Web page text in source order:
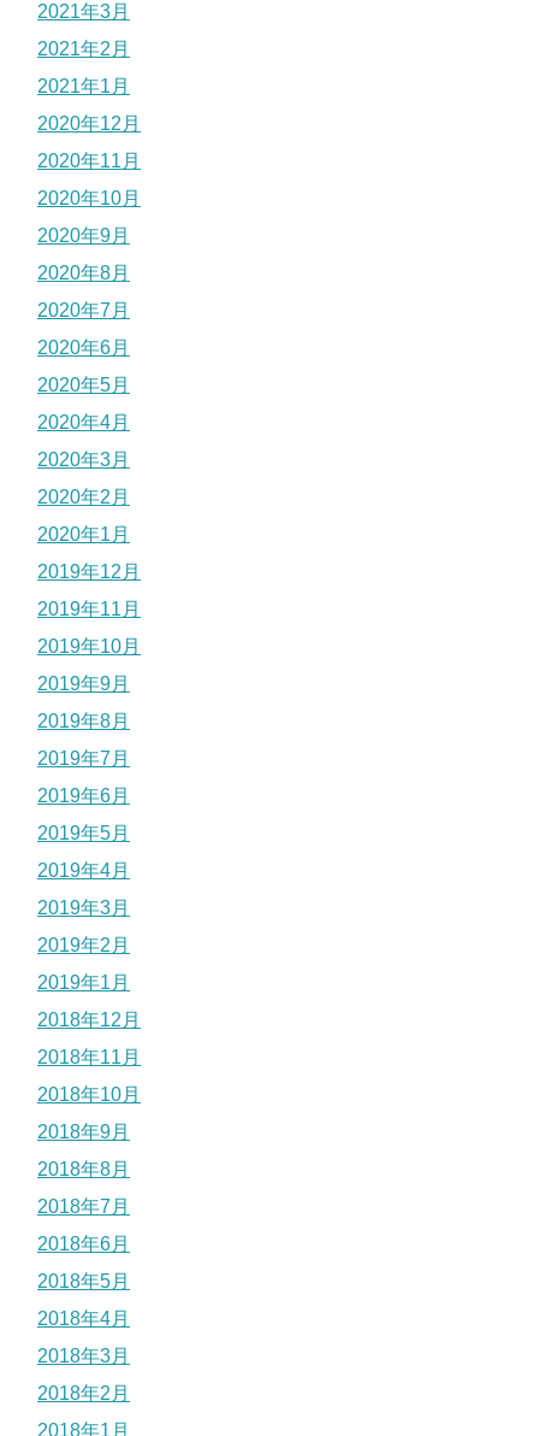
2021年3月
2021年2月
2021年1月
2020年12月
2020年11月
2020年10月
2020年9月
2020年8月
2020年7月
2020年6月
2020年5月
2020年4月
2020年3月
2020年2月
2020年1月
2019年12月
2019年11月
2019年10月
2019年9月
2019年8月
2019年7月
2019年6月
2019年5月
2019年4月
2019年3月
2019年2月
2019年1月
2018年12月
2018年11月
2018年10月
2018年9月
2018年8月
2018年7月
2018年6月
2018年5月
2018年4月
2018年3月
2018年2月
2018年1月